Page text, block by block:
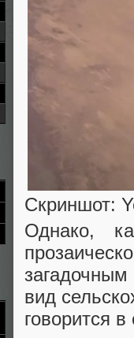
Скриншот:
Однако,
вид
говорится